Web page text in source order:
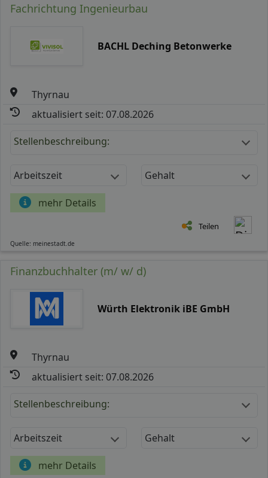
Fachrichtung Ingenieurbau
BACHL Deching Betonwerke
Thyrnau
aktualisiert seit: 07.08.2026
Stellenbeschreibung:
Arbeitszeit Gehalt
mehr Details
Teilen
Quelle: meinestadt.de
Finanzbuchhalter (m/ w/ d)
Würth Elektronik iBE GmbH
Thyrnau
aktualisiert seit: 07.08.2026
Stellenbeschreibung:
Arbeitszeit Gehalt
mehr Details